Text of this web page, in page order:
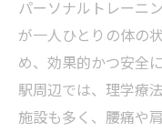
パーソナルトレーニ
が一人ひとりの体の
め、効果的かつ安全
駅周辺では、理学療
施設も多く、腰痛や